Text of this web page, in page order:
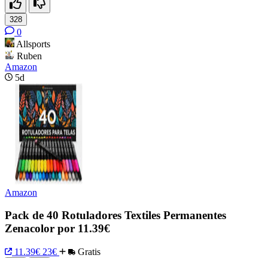
328
0
Allsports
Ruben
Amazon
5d
Amazon
Pack de 40 Rotuladores Textiles Permanentes
Zenacolor por 11.39€
11.39€ 23€ Gratis